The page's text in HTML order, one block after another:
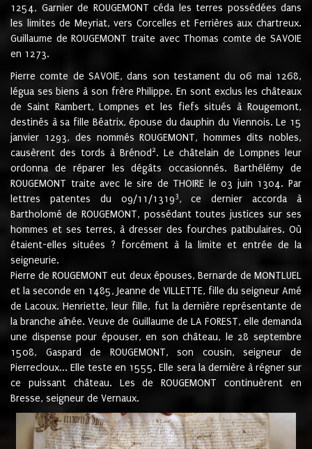
1254, Garnier de ROUGEMONT céda les terres possédées dans
les limites de Meyriat, vers Corcelles et Ferrières aux chartreux.
Guillaume de ROUGEMONT traite avec Thomas comte de SAVOIE
en 1273.
Pierre comte de SAVOIE, dans son testament du 06 mai 1268,
légua ses biens à son frère Philippe. En sont exclus les châteaux
de Saint Rambert, Lompnes et les fiefs situés à Rougemont,
destinés à sa fille Béatrix, épouse du dauphin du Viennois. Le 15
janvier 1293, des nommés ROUGEMONT, hommes dits nobles,
causèrent des tords à Brénod 2. Le châtelain de Lompnes leur
ordonna de réparer les dégâts occasionnés. Barthélémy de
ROUGEMONT traite avec le sire de THOIRE le 03 juin 1304. Par
lettres patentes du 09/11/13193, ce dernier accorda à
Bartholomé de ROUGEMONT, possédant toutes justices sur ses
hommes et ses terres, à dresser des fourches patibulaires. Où
étaient-elles situées ? forcément à la limite et entrée de la
seigneurie.
Pierre de ROUGEMONT eut deux épouses, Bernarde de MONTLUEL
et la seconde en 1485, Jeanne de VILLETTE, fille du seigneur Amé
de Lacoux. Henriette, leur fille, fut la dernière représentante de
la branche aînée. Veuve de Guillaume de LA FOREST, elle demanda
une dispense pour épouser, en son château, le 28 septembre
1508, Gaspard de ROUGEMONT, son cousin, seigneur de
Pierrecloux... Elle teste en 1555. Elle sera la dernière à régner sur
ce puissant château. Les de ROUGEMONT continuèrent en
Bresse, seigneur de Vernaux.